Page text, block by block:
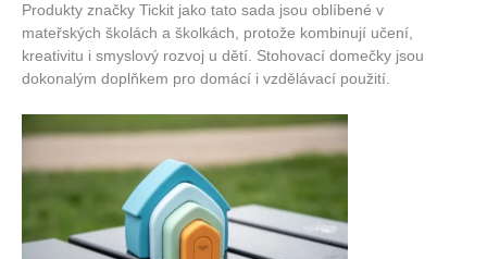
Produkty značky Tickit jako tato sada jsou oblíbené v
mateřských školách a školkách, protože kombinují učení,
kreativitu i smyslový rozvoj u dětí. Stohovací domečky jsou
dokonalým doplňkem pro domácí i vzdělávací použití.